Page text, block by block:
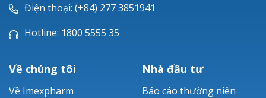
Điện thoại: (+84) 277 3851941
Hotline: 1800 5555 35
Về chúng tôi
Về Imexpharm
Nhà đầu tư
Báo cáo thường niên